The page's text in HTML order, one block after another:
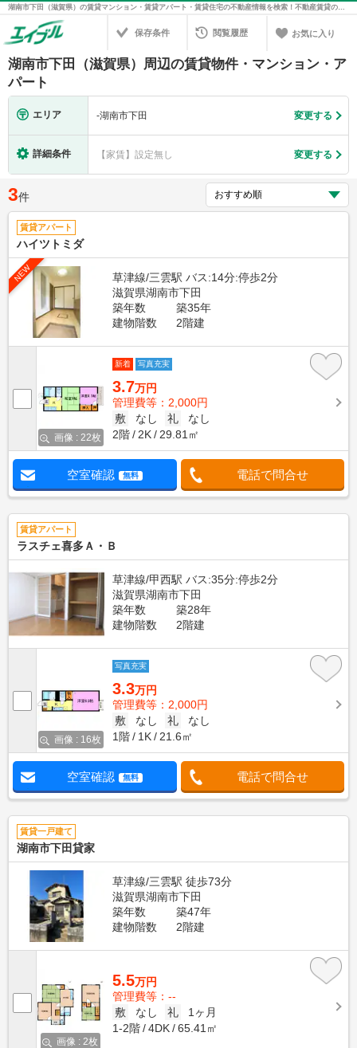
湖南市下田（滋賀県）の賃貸マンション・賃貸アパート・賃貸住宅の不動産情報を検索！不動産賃貸の物件探しは、お部屋探しのエイブル
保存条件 閲覧履歴 お気に入り
湖南市下田（滋賀県）周辺の賃貸物件・マンション・ア
パート
エリア -湖南市下田 変更する
詳細条件 【家賃】設定無し 変更する
3件
賃貸アパート
ハイツトミダ
NEW
草津線/三雲駅 バス:14分:停歩2分
滋賀県湖南市下田
築年数
築35年
建物階数
2階建
画像 : 22枚
新着 写真充実
3.7万円
管理費等：2,000円
敷
なし 礼
なし
2階
2K 29.81㎡
空室確認 無料 電話で問合せ
賃貸アパート
ラスチェ喜多Ａ・Ｂ
草津線/甲西駅 バス:35分:停歩2分
滋賀県湖南市下田
築年数
築28年
建物階数
2階建
画像 : 16枚
写真充実
3.3万円
管理費等：2,000円
敷
なし 礼
なし
1階
1K 21.6㎡
空室確認 無料 電話で問合せ
賃貸一戸建て
湖南市下田貸家
草津線/三雲駅 徒歩73分
滋賀県湖南市下田
築年数
築47年
建物階数
2階建
画像 : 2枚
5.5万円
管理費等：--
敷
なし 礼
1ヶ月
1-2階
4DK 65.41㎡